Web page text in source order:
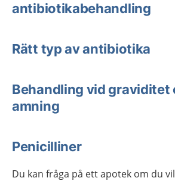
antibiotikabehandling
Rätt typ av antibiotika
Behandling vid graviditet
amning
Penicilliner
Du kan fråga på ett apotek om du